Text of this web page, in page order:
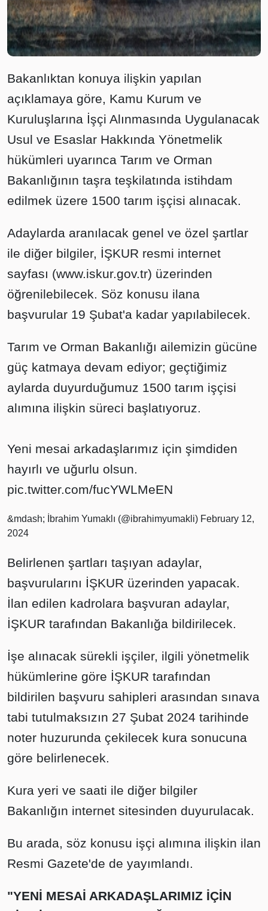
Bakanlıktan konuya ilişkin yapılan
açıklamaya göre, Kamu Kurum ve
Kuruluşlarına İşçi Alınmasında Uygulanacak
Usul ve Esaslar Hakkında Yönetmelik
hükümleri uyarınca Tarım ve Orman
Bakanlığının taşra teşkilatında istihdam
edilmek üzere 1500 tarım işçisi alınacak.
Adaylarda aranılacak genel ve özel şartlar
ile diğer bilgiler, İŞKUR resmi internet
sayfası (www.iskur.gov.tr) üzerinden
öğrenilebilecek. Söz konusu ilana
başvurular 19 Şubat'a kadar yapılabilecek.
Tarım ve Orman Bakanlığı ailemizin gücüne
güç katmaya devam ediyor; geçtiğimiz
aylarda duyurduğumuz 1500 tarım işçisi
alımına ilişkin süreci başlatıyoruz.
Yeni mesai arkadaşlarımız için şimdiden
hayırlı ve uğurlu olsun.
pic.twitter.com/fucYWLMeEN
&mdash; İbrahim Yumaklı (@ibrahimyumakli) February 12,
2024
Belirlenen şartları taşıyan adaylar,
başvurularını İŞKUR üzerinden yapacak.
İlan edilen kadrolara başvuran adaylar,
İŞKUR tarafından Bakanlığa bildirilecek.
İşe alınacak sürekli işçiler, ilgili yönetmelik
hükümlerine göre İŞKUR tarafından
bildirilen başvuru sahipleri arasından sınava
tabi tutulmaksızın 27 Şubat 2024 tarihinde
noter huzurunda çekilecek kura sonucuna
göre belirlenecek.
Kura yeri ve saati ile diğer bilgiler
Bakanlığın internet sitesinden duyurulacak.
Bu arada, söz konusu işçi alımına ilişkin ilan
Resmi Gazete'de de yayımlandı.
"YENİ MESAİ ARKADAŞLARIMIZ İÇİN